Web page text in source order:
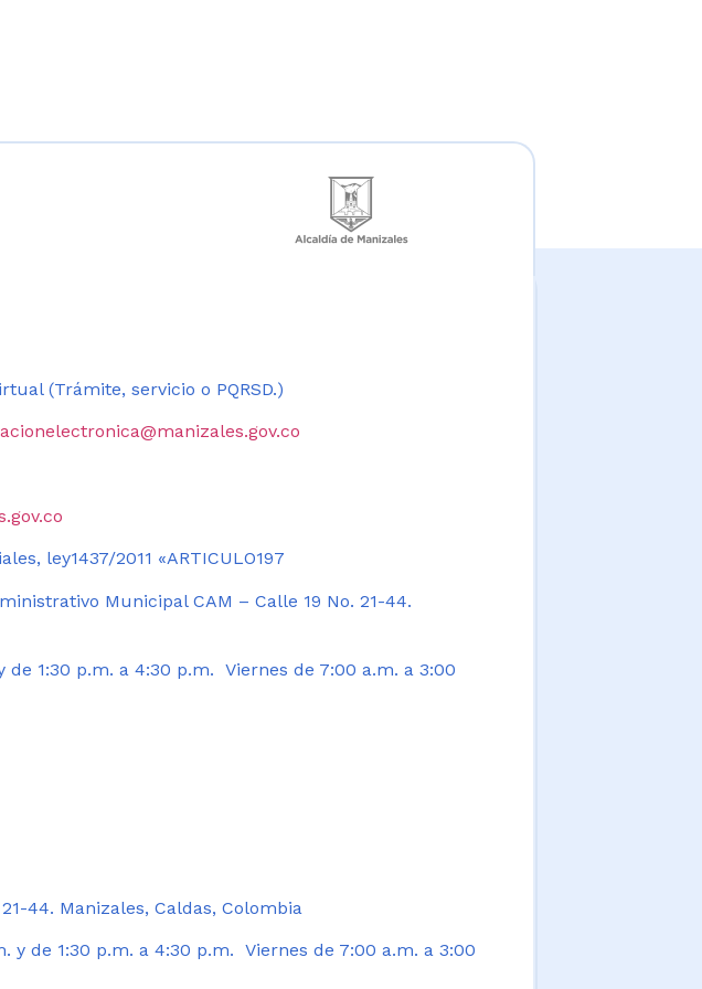
(Trámite, servicio o PQRSD.)
ley1437/2011 «ARTICULO197
Municipal CAM – Calle 19 No. 21-44.
de 1:30 p.m. a 4:30 p.m. Viernes de 7:00 a.m. a 3:00
44. Manizales, Caldas, Colombia
y de 1:30 p.m. a 4:30 p.m. Viernes de 7:00 a.m. a 3:00